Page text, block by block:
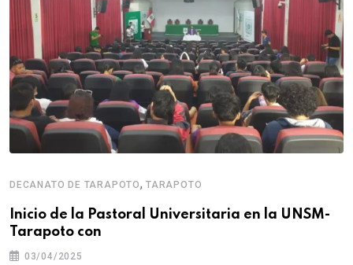
DECANATO DE TARAPOTO, TARAPOTO
Inicio de la Pastoral Universitaria en la UNSM-
Tarapoto con
03/04/2025